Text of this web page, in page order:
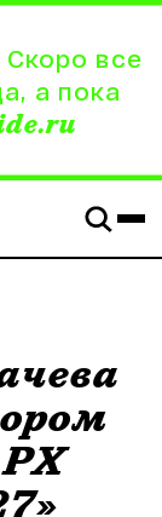
Скоро все
а пока